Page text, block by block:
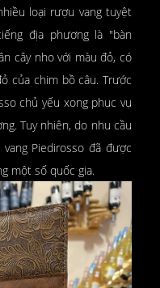
loại rượu vang tuyệt
địa phương là "bàn
cây nho với màu đỏ, có
của chim bồ câu. Trước
chủ yếu xong phục vụ
Tuy nhiên, do nhu cầu
Piedirosso đã được
một số quốc gia.